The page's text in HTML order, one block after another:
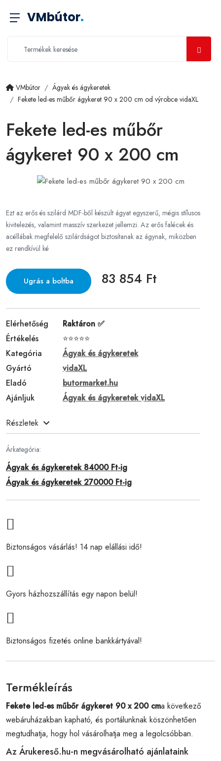
VMbútor.
VMbútor
Ágyak és ágykeretek
Fekete led-es műbőr ágykeret 90 x 200 cm od výrobce vidaXL
Fekete led-es műbőr
ágykeret 90 x 200 cm
Ezt az erős és szilárd MDF-ből készült ágyat egyszerű, mégis stílusos
kivitelezés, valamint masszív szerkezet jellemzi. Az erős falécek és
acéllábak megfelelő szilárdságot biztosítanak az ágynak, miközben
ez rendkívül ké
Ugrás a boltba 83 854 Ft
Elérhetőség
Raktáron ✅
Értékelés
⭐⭐⭐⭐⭐
Kategória
Ágyak és ágykeretek
Gyártó
vidaXL
Eladó
butormarket.hu
Ajánljuk
Ágyak és ágykeretek vidaXL
Részletek
Árkategória:
Ágyak és ágykeretek 84000 Ft-ig
Ágyak és ágykeretek 270000 Ft-ig
Biztonságos vásárlás! 14 nap elállási idő!
Gyors házhozszállítás egy napon belül!
Biztonságos fizetés online bankkártyával!
Termékleírás
Fekete led-es műbőr ágykeret 90 x 200 cma következő
webáruházakban kapható, és portálunknak köszönhetően
megtudhatja, hogy hol vásárolhatja meg a legolcsóbban.
Az Árukereső.hu-n megvásárolható ajánlataink